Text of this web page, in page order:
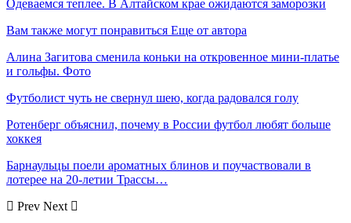
Одеваемся теплее. В Алтайском крае ожидаются заморозки
Вам также могут понравиться Еще от автора
Алина Загитова сменила коньки на откровенное мини-платье
и гольфы. Фото
Футболист чуть не свернул шею, когда радовался голу
Ротенберг объяснил, почему в России футбол любят больше
хоккея
Барнаульцы поели ароматных блинов и поучаствовали в
лотерее на 20-летии Трассы…
Prev Next